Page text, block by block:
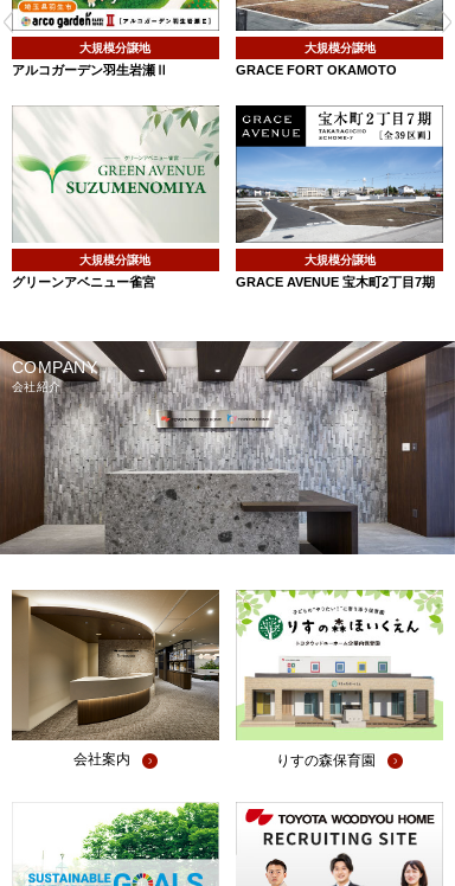
大規模分譲地
アルコガーデン羽生岩瀬Ⅱ
大規模分譲地
GRACE FORT OKAMOTO
大規模分譲地
グリーンアベニュー雀宮
大規模分譲地
GRACE AVENUE 宝木町2丁目7期
COMPANY
会社紹介
会社案内 りすの森保育園